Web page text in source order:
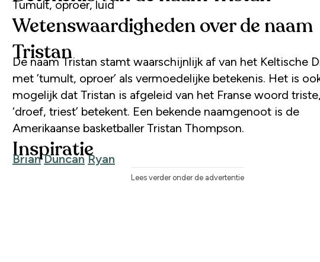
Tumult, oproer, luid
Wetenswaardigheden over de naam
Tristan
De naam Tristan stamt waarschijnlijk af van het Keltische
met ’tumult, oproer’ als vermoedelijke betekenis. Het is
mogelijk dat Tristan is afgeleid van het Franse woord
‘droef, triest’ betekent. Een bekende naamgenoot is de
Amerikaanse basketballer Tristan Thompson.
Inspiratie
Brian Duncan Ryan
Lees verder onder de advertentie